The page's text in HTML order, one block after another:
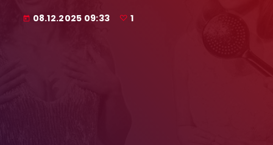
today 08.12.2025 09:33 1